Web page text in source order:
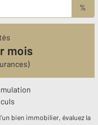
%
mois
bien immobilier, évaluez la